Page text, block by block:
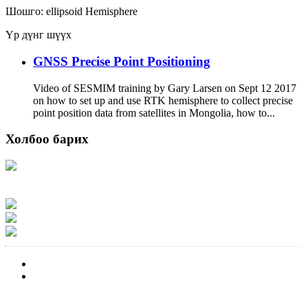
Шошго: ellipsoid Hemisphere
Үр дүнг шүүх
GNSS Precise Point Positioning
Video of SESMIM training by Gary Larsen on Sept 12 2017
on how to set up and use RTK hemisphere to collect precise
point position data from satellites in Mongolia, how to...
Холбоо барих